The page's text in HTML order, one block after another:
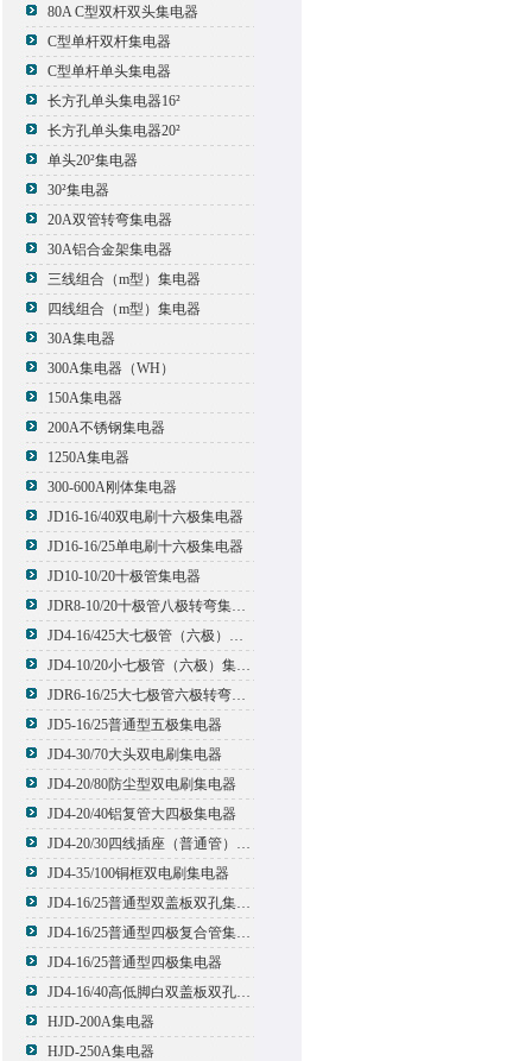
80A C型双杆双头集电器
C型单杆双杆集电器
C型单杆单头集电器
长方孔单头集电器16²
长方孔单头集电器20²
单头20²集电器
30²集电器
20A双管转弯集电器
30A铝合金架集电器
三线组合（m型）集电器
四线组合（m型）集电器
30A集电器
300A集电器（WH）
150A集电器
200A不锈钢集电器
1250A集电器
300-600A刚体集电器
JD16-16/40双电刷十六极集电器
JD16-16/25单电刷十六极集电器
JD10-10/20十极管集电器
JDR8-10/20十极管八极转弯集电器
JD4-16/425大七极管（六极）集电器
JD4-10/20小七极管（六极）集电器
JDR6-16/25大七极管六极转弯集电器
JD5-16/25普通型五极集电器
JD4-30/70大头双电刷集电器
JD4-20/80防尘型双电刷集电器
JD4-20/40铝复管大四极集电器
JD4-20/30四线插座（普通管）集电器
JD4-35/100铜框双电刷集电器
JD4-16/25普通型双盖板双孔集电器
JD4-16/25普通型四极复合管集电器
JD4-16/25普通型四极集电器
JD4-16/40高低脚白双盖板双孔集电器
HJD-200A集电器
HJD-250A集电器